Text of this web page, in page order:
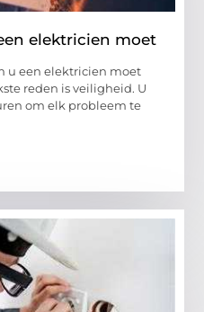
elektricien moet
u een elektricien moet
reden is veiligheid. U
om elk probleem te